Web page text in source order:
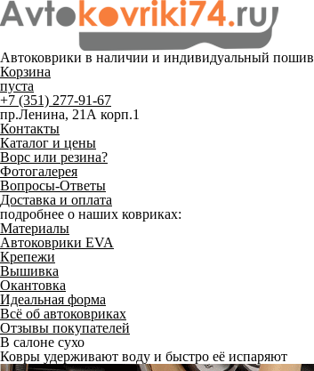
Автоковрики в наличии и индивидуальный пошив
Корзина
пуста
+7 (351) 277-91-67
пр.Ленина, 21А корп.1
Контакты
Каталог и цены
Ворс или резина?
Фотогалерея
Вопросы-Ответы
Доставка и оплата
подробнее о наших ковриках:
Материалы
Автоковрики EVA
Крепежи
Вышивка
Окантовка
Идеальная форма
Всё об автоковриках
Отзывы покупателей
В салоне сухо
Ковры удерживают воду и быстро её испаряют